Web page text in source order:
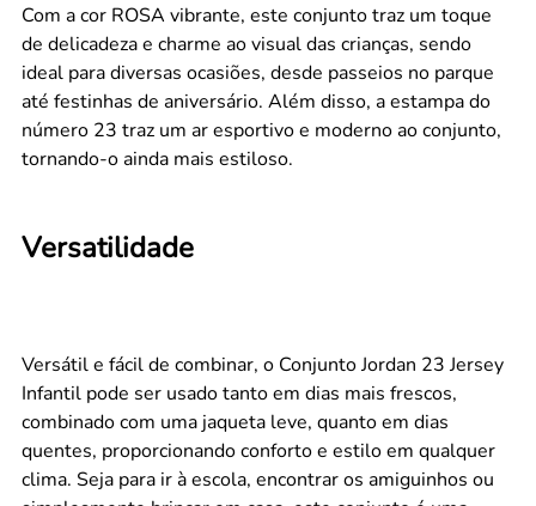
Com a cor ROSA vibrante, este conjunto traz um toque
de delicadeza e charme ao visual das crianças, sendo
ideal para diversas ocasiões, desde passeios no parque
até festinhas de aniversário. Além disso, a estampa do
número 23 traz um ar esportivo e moderno ao conjunto,
tornando-o ainda mais estiloso.
Versatilidade
Versátil e fácil de combinar, o Conjunto Jordan 23 Jersey
Infantil pode ser usado tanto em dias mais frescos,
combinado com uma jaqueta leve, quanto em dias
quentes, proporcionando conforto e estilo em qualquer
clima. Seja para ir à escola, encontrar os amiguinhos ou